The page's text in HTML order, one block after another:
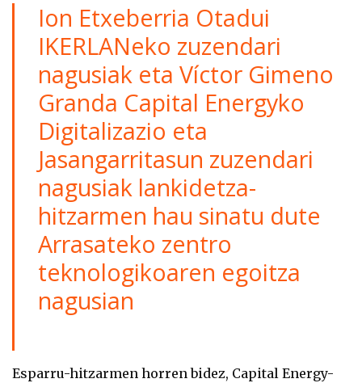
Ion Etxeberria Otadui
IKERLANeko zuzendari
nagusiak eta Víctor Gimeno
Granda Capital Energyko
Digitalizazio eta
Jasangarritasun zuzendari
nagusiak lankidetza-
hitzarmen hau sinatu dute
Arrasateko zentro
teknologikoaren egoitza
nagusian
Esparru-hitzarmen horren bidez, Capital Energy-